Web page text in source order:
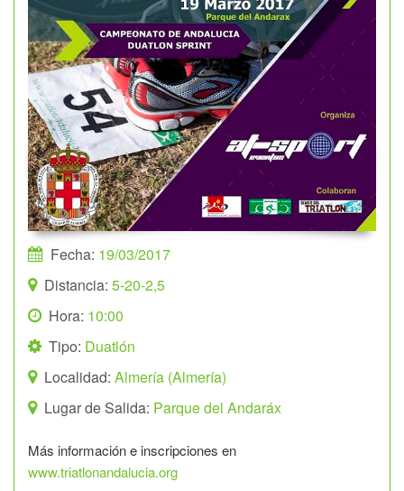
Fecha: 19/03/2017
Distancia: 5-20-2,5
Hora: 10:00
Tipo: Duatlón
Localidad: Almería (Almería)
Lugar de Salida: Parque del Andaráx
Más información e inscripciones en
www.triatlonandalucia.org